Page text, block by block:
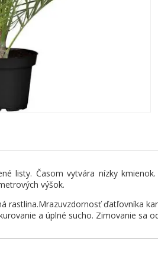
listy. Časom vytvára nízky
výšok.
rastlina.Mrazuvzdornosť ďatľovníka
a úplné sucho. Zimovanie sa